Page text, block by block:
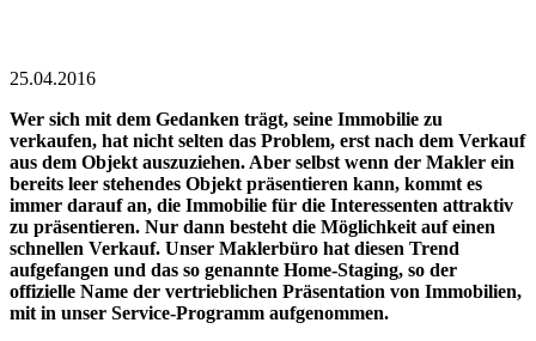
25.04.2016
Wer sich mit dem Gedanken trägt, seine Immobilie zu
verkaufen, hat nicht selten das Problem, erst nach dem Verkauf
aus dem Objekt auszuziehen. Aber selbst wenn der Makler ein
bereits leer stehendes Objekt präsentieren kann, kommt es
immer darauf an, die Immobilie für die Interessenten attraktiv
zu präsentieren. Nur dann besteht die Möglichkeit auf einen
schnellen Verkauf. Unser Maklerbüro hat diesen Trend
aufgefangen und das so genannte Home-Staging, so der
offizielle Name der vertrieblichen Präsentation von Immobilien,
mit in unser Service-Programm aufgenommen.